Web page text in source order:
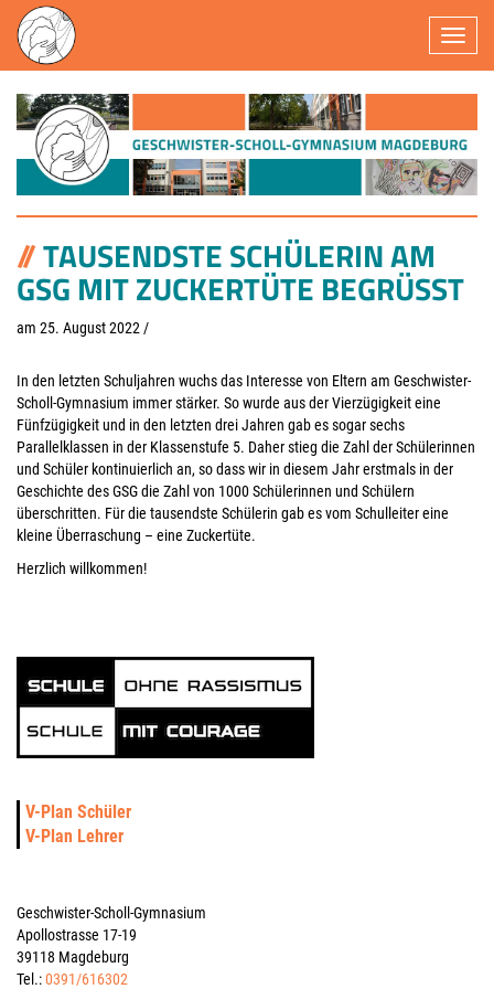
TAUSENDSTE SCHÜLERIN AM
GSG MIT ZUCKERTÜTE BEGRÜSST
am 25. August 2022 /
In den letzten Schuljahren wuchs das Interesse von Eltern am Geschwister-
Scholl-Gymnasium immer stärker. So wurde aus der Vierzügigkeit eine
Fünfzügigkeit und in den letzten drei Jahren gab es sogar sechs
Parallelklassen in der Klassenstufe 5. Daher stieg die Zahl der Schülerinnen
und Schüler kontinuierlich an, so dass wir in diesem Jahr erstmals in der
Geschichte des GSG die Zahl von 1000 Schülerinnen und Schülern
überschritten. Für die tausendste Schülerin gab es vom Schulleiter eine
kleine Überraschung – eine Zuckertüte.
Herzlich willkommen!
V-Plan Schüler
V-Plan Lehrer
Geschwister-Scholl-Gymnasium
Apollostrasse 17-19
39118 Magdeburg
Tel.:0391/616302